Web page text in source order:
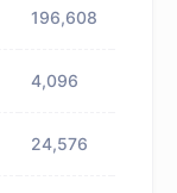
196,608
4,096
24,576